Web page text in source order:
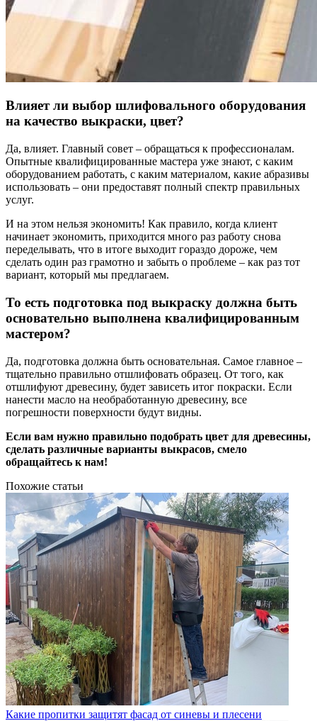
Влияет ли выбор шлифовального оборудования
на качество выкраски, цвет?
Да, влияет. Главный совет – обращаться к профессионалам.
Опытные квалифицированные мастера уже знают, с каким
оборудованием работать, с каким материалом, какие абразивы
использовать – они предоставят полный спектр правильных
услуг.
И на этом нельзя экономить! Как правило, когда клиент
начинает экономить, приходится много раз работу снова
переделывать, что в итоге выходит гораздо дороже, чем
сделать один раз грамотно и забыть о проблеме – как раз тот
вариант, который мы предлагаем.
То есть подготовка под выкраску должна быть
основательно выполнена квалифицированным
мастером?
Да, подготовка должна быть основательная. Самое главное –
тщательно правильно отшлифовать образец. От того, как
отшлифуют древесину, будет зависеть итог покраски. Если
нанести масло на необработанную древесину, все
погрешности поверхности будут видны.
Если вам нужно правильно подобрать цвет для древесины,
сделать различные варианты выкрасов, смело
обращайтесь к нам!
Похожие статьи
Какие пропитки защитят фасад от синевы и плесени